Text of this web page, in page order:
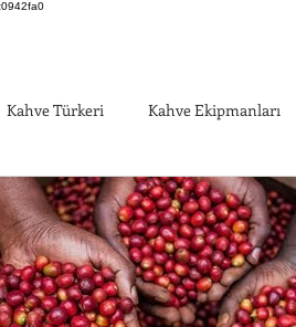
Kahve Türkeri Kahve Ekipmanları
Yöreler Kahve ve Sağlık
Türk Siteleri Kahve ve Sağlık